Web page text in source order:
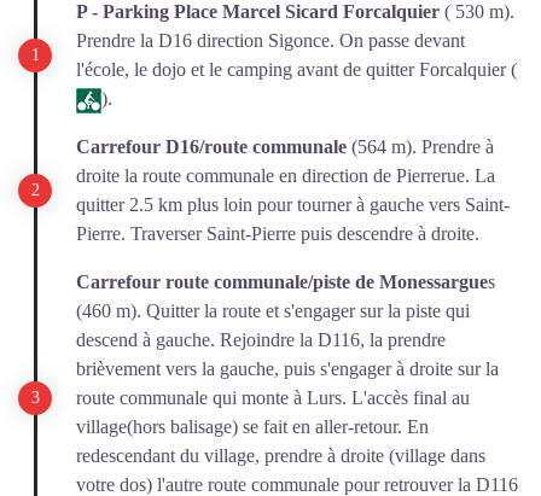
P - Parking Place Marcel Sicard Forcalquier ( 530 m).
Prendre la D16 direction Sigonce. On passe devant
l'école, le dojo et le camping avant de quitter Forcalquier (
).
Carrefour D16/route communale (564 m). Prendre à
droite la route communale en direction de Pierrerue. La
quitter 2.5 km plus loin pour tourner à gauche vers Saint-
Pierre. Traverser Saint-Pierre puis descendre à droite.
Carrefour route communale/piste de Monessargues
(460 m). Quitter la route et s'engager sur la piste qui
descend à gauche. Rejoindre la D116, la prendre
brièvement vers la gauche, puis s'engager à droite sur la
route communale qui monte à Lurs. L'accès final au
village(hors balisage) se fait en aller-retour. En
redescendant du village, prendre à droite (village dans
votre dos) l'autre route communale pour retrouver la D116